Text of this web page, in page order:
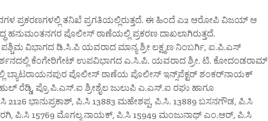
ಪ್ರಕರಣಗಳಲ್ಲಿ ತನಿಖೆ ಪ್ರಗತಿಯಲ್ಲಿರುತ್ತದೆ. ಈ ಹಿಂದೆ ಎ2 ಆರೋಪಿ ವಿಜಯ್ ಆ
ಹನುಮಂತನಗರ ಪೊಲೀಸ್ ಠಾಣೆಯಲ್ಲಿ ಪ್ರಕರಣ ದಾಖಲಾಗಿರುತ್ತದೆ.
ವಿಭಾಗದ ಡಿ.ಸಿ.ಪಿ ಯವರಾದ ಮಾನ್ಯ ಶ್ರೀ ಲಕ್ಷ್ಮಣ ನಿಂಬರ್ಗಿ, ಐ.ಪಿ.ಎಸ್
ಕೆಂಗೇರಿಗೇಟ್ ಉಪವಿಭಾಗದ ಎ.ಸಿ.ಪಿ. ಯವರಾದ ಶ್ರೀ. ಟಿ. ಕೋದಂಡರಾಮ್
ಬ್ಯಾಟರಾಯನಪುರ ಪೊಲೀಸ್ ಠಾಣೆಯ ಪೊಲೀಸ್ ಇನ್ಸ್‌ಪೆಕ್ಟರ್ ಶಂಕರ್‌ನಾಯಕ್
ರೆಡ್ಡಿ, ಪ್ರೊ ಪಿ.ಎಸ್.ಐ ಶ್ರೀಶೈಲ ಜುಲುಪಿ ಎ.ಎಸ್.ಐ ರಘು ಹಾಗೂ
ಭಾನುಪ್ರಕಾಶ್, ಪಿ.ಸಿ 13883 ಮಹೇಶಪ್ಪ, ಪಿ.ಸಿ. 13889 ಬಸನಗೌಡ, ಪಿ.ಸಿ
ಪಿ.ಸಿ 15769 ಮೊಗಲ್ಯ ನಾಯಕ್, ಪಿ.ಸಿ 15949 ಮಂಜುನಾಥ್ ಎಂ.ಆರ್, ಪಿ.ಸಿ